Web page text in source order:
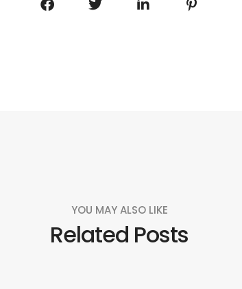
YOU MAY ALSO LIKE
Related Posts